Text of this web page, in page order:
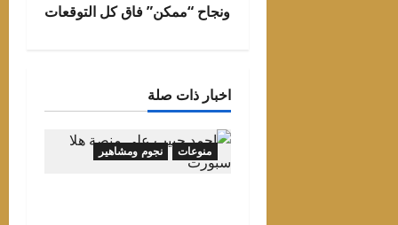
ونجاح “ممكن” فاق كل التوقعات
اخبار ذات صلة
منوعات نجوم ومشاهير